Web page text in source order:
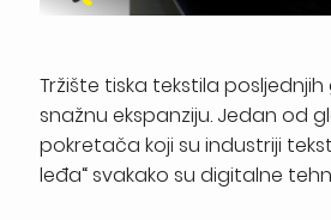
Tržište tiska tekstila
snažnu ekspanziju. Jedan od
pokretača koji su industriji
leđa“ svakako su digitalne